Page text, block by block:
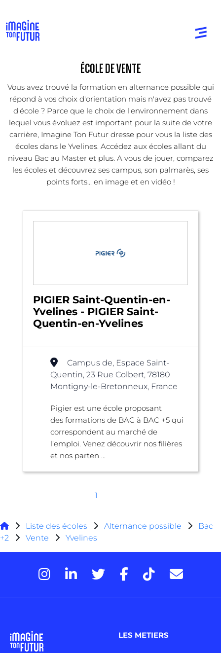
ÉCOLE DE VENTE
Vous avez trouvé la formation en alternance possible qui
répond à vos choix d'orientation mais n'avez pas trouvé
d'école ? Parce que le choix de l'environnement dans
lequel vous évoluez est important pour la suite de votre
carrière, Imagine Ton Futur dresse pour vous la liste des
écoles dans le Yvelines. Accédez aux écoles allant du
niveau Bac au Master et plus. A vous de jouer, comparez
les écoles et découvrez ses campus, son palmarès, ses
points forts... en image et en vidéo !
PIGIER Saint-Quentin-en-
Yvelines - PIGIER Saint-
Quentin-en-Yvelines
Campus de, Espace Saint-
Quentin, 23 Rue Colbert, 78180
Montigny-le-Bretonneux, France
Pigier est une école proposant
des formations de BAC à BAC +5 qui
correspondent au marché de
l’emploi. Venez découvrir nos filières
et nos parten ...
1
Liste des écoles Alternance possible
Bac
+2
Vente Yvelines
LES METIERS